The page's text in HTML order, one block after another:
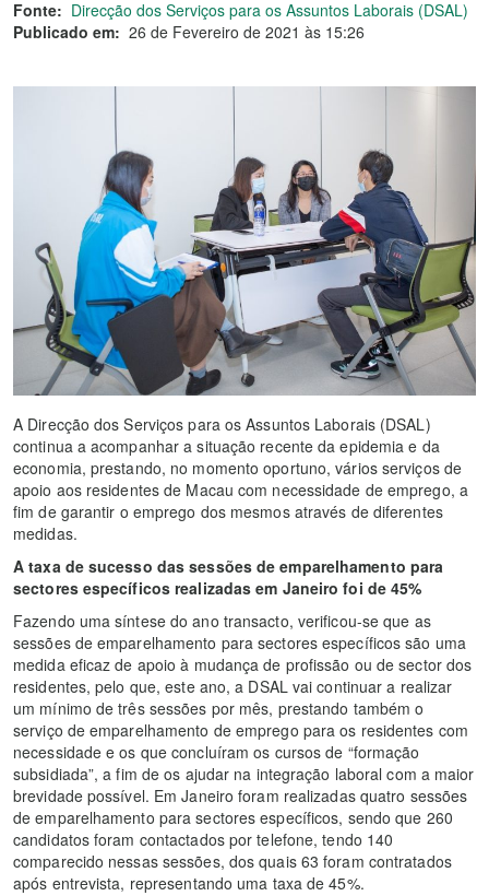
Fonte: Direcção dos Serviços para os Assuntos Laborais (DSAL)
Publicado em: 26 de Fevereiro de 2021 às 15:26
A Direcção dos Serviços para os Assuntos Laborais (DSAL)
continua a acompanhar a situação recente da epidemia e da
economia, prestando, no momento oportuno, vários serviços de
apoio aos residentes de Macau com necessidade de emprego, a
fim de garantir o emprego dos mesmos através de diferentes
medidas.
A taxa de sucesso das sessões de emparelhamento para
sectores específicos realizadas em Janeiro foi de 45%
Fazendo uma síntese do ano transacto, verificou-se que as
sessões de emparelhamento para sectores específicos são uma
medida eficaz de apoio à mudança de profissão ou de sector dos
residentes, pelo que, este ano, a DSAL vai continuar a realizar
um mínimo de três sessões por mês, prestando também o
serviço de emparelhamento de emprego para os residentes com
necessidade e os que concluíram os cursos de “formação
subsidiada”, a fim de os ajudar na integração laboral com a maior
brevidade possível. Em Janeiro foram realizadas quatro sessões
de emparelhamento para sectores específicos, sendo que 260
candidatos foram contactados por telefone, tendo 140
comparecido nessas sessões, dos quais 63 foram contratados
após entrevista, representando uma taxa de 45%.